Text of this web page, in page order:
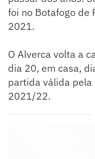
foi no Botafogo de
2021.
O Alverca volta a
dia 20, em casa,
partida válida pela
2021/22.